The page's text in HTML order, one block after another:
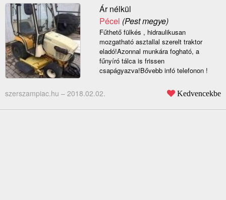
Ár nélkül
Pécel (Pest megye)
Fűthető fülkés , hidraulikusan
mozgatható asztallal szerelt traktor
eladó!Azonnal munkára fogható, a
fűnyíró tálca is frissen
csapágyazva!Bővebb infó telefonon !
szerszampiac.hu – 2018.02.02. Kedvencekbe